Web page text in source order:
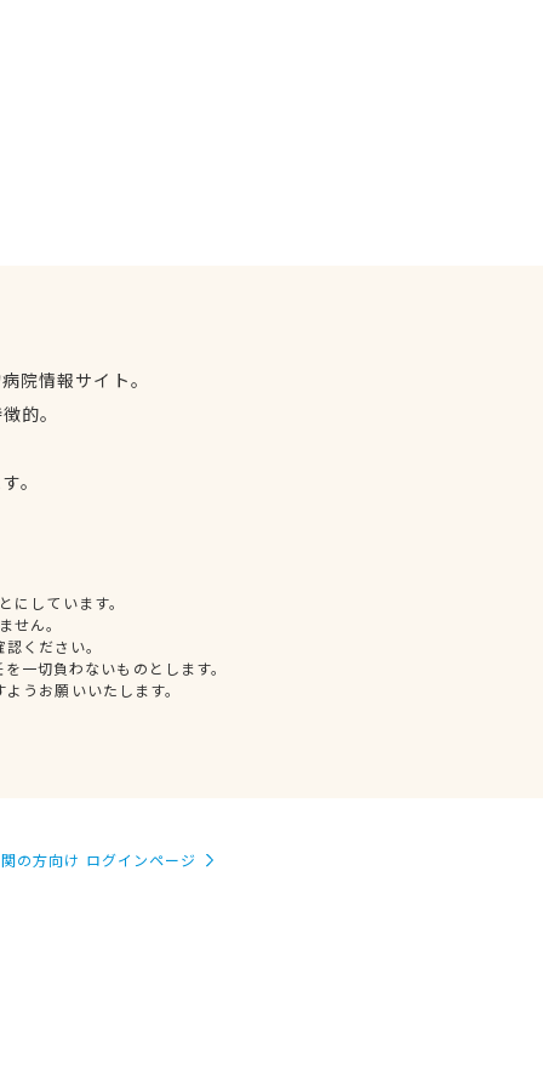
院情報サイト。
的。
。
しています。
せん。
ください。
一切負わないものとします。
うお願いいたします。
の方向け ログインページ